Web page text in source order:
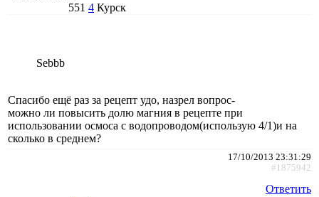
551 4 Курск
Sebbb
Спасибо ещё раз за рецепт удо, назрел вопрос-
можно ли повысить долю магния в рецепте при
использовании осмоса с водопроводом(использую 4/1)и на
сколько в среднем?
17/10/2013 23:31:29
#1875942
Ответить